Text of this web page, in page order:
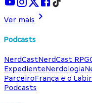
Ver mais
Podcasts
NerdCastNerdCast RPG
ExpedienteNerdologia
ParceiroFrança e o
Podcasts